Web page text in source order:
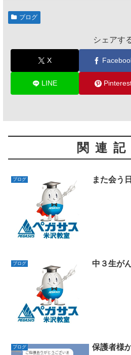
e
b
o
k
ブログ
シェアす
X
LINE
関連記
ブログ また会う
ブログ 中３生が
ブログ 保護者様